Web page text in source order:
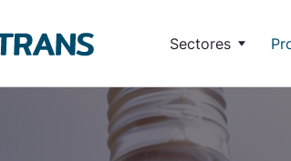
Sectores
Energías
Movilidad eléctrica
y separación de circuitos